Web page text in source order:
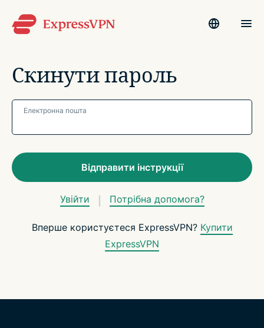
Скинути пароль
Увійти Потрібна допомога?
Вперше користуєтеся ExpressVPN? Купити
ExpressVPN